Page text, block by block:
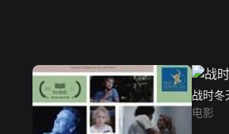
战时冬
电影